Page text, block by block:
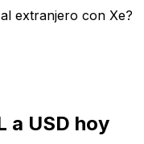
extranjero con Xe?
a USD hoy